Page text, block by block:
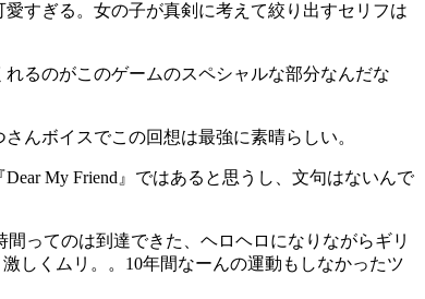
すぎる。女の子が真剣に考えて絞り出すセリフは
るのがこのゲームのスペシャルな部分なんだな
んボイスでこの回想は最強に素晴らしい。
My Friend』ではあると思うし、文句はないんで
間ってのは到達できた、ヘロヘロになりながらギリ
くムリ。。10年間なーんの運動もしなかったツ